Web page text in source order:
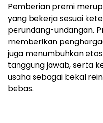
Pemberian premi
yang bekerja sesuai
perundang-undangan.
memberikan
juga menumbuhkan
tanggung jawab, serta
usaha sebagai bekal
bebas.